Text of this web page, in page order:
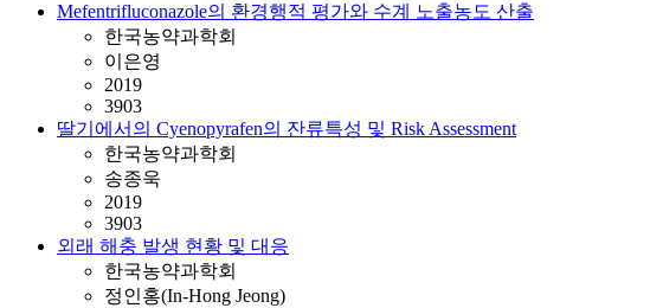
Mefentrifluconazole의 환경행적 평가와 수계 노출농도 산출
한국농약과학회
이은영
2019
3903
딸기에서의 Cyenopyrafen의 잔류특성 및 Risk Assessment
한국농약과학회
송종욱
2019
3903
외래 해충 발생 현황 및 대응
한국농약과학회
정인홍(In-Hong Jeong)